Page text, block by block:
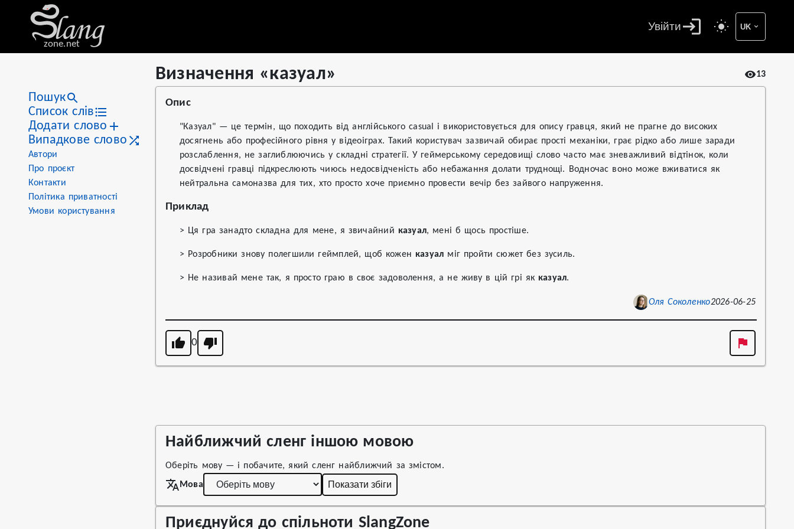
zone.net
Увійти UK
Пошук
Список слів
Додати слово
Випадкове слово
Автори
Про проєкт
Контакти
Політика приватності
Умови користування
Визначення «казуал»
13
Визначення «казуал»
Stat
Value
Views
13
Definitions
First seen
2026
Опис
"Казуал" — це термін, що походить від англійського casual і використовується для опису гравця, який не прагне до високих
досягнень або професійного рівня у відеоіграх. Такий користувач зазвичай обирає прості механіки, грає рідко або лише заради
розслаблення, не заглиблюючись у складні стратегії. У геймерському середовищі слово часто має зневажливий відтінок, коли
досвідчені гравці підкреслюють чиюсь недосвідченість або небажання долати труднощі. Водночас воно може вживатися як
нейтральна самоназва для тих, хто просто хоче приємно провести вечір без зайвого напруження.
Приклад
> Ця гра занадто складна для мене, я звичайний казуал, мені б щось простіше.
> Розробники знову полегшили геймплей, щоб кожен казуал міг пройти сюжет без зусиль.
> Не називай мене так, я просто граю в своє задоволення, а не живу в цій грі як казуал.
Оля Соколенко2026-06-25
0
Найближчий сленг іншою мовою
Оберіть мову — і побачите, який сленг найближчий за змістом.
Мова
Показати збіги
Приєднуйся до спільноти SlangZone